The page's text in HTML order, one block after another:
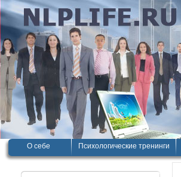
О себе Психологические тренинги